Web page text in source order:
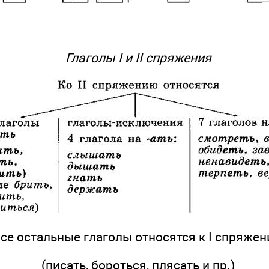
Глаголы I и II спряжения
остальные глаголы относятся к I
(писать, бороться, плясать и пр.)